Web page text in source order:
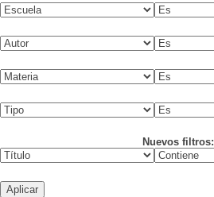
Nuevos filtros: